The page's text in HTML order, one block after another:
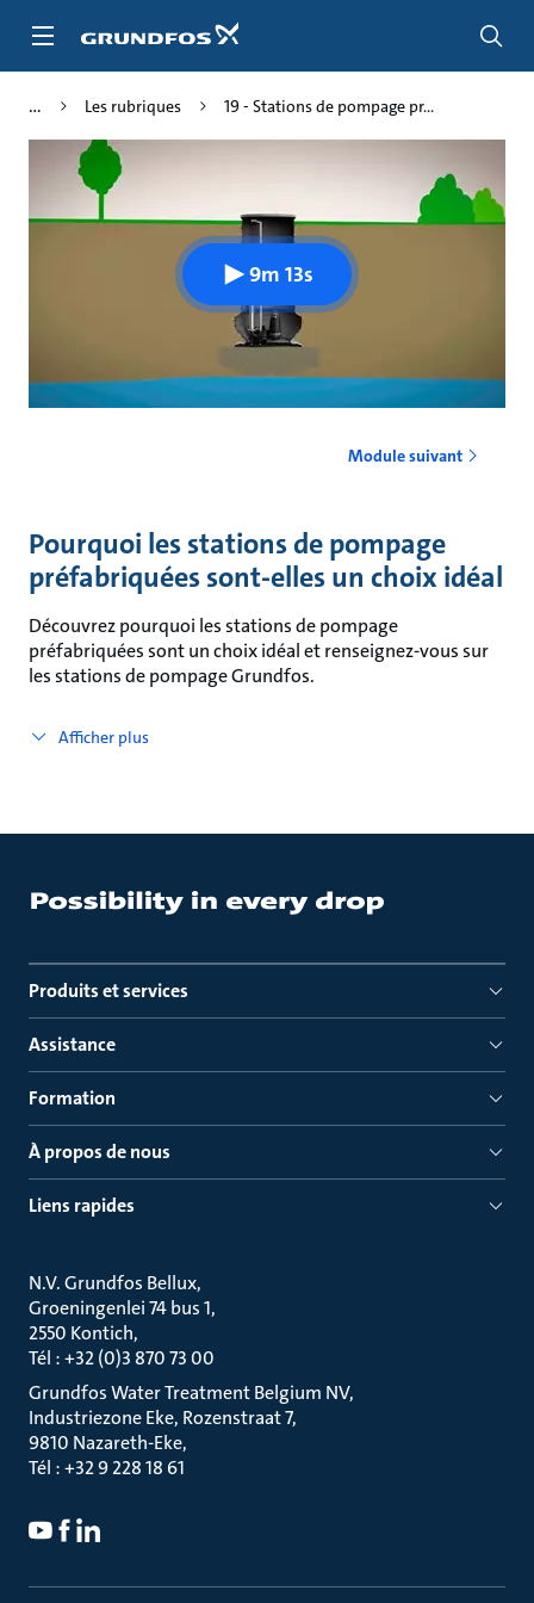
Les rubriques 19 - Stations de pompage pr...
9m 13s
Module suivant
Pourquoi les stations de pompage
préfabriquées sont-elles un choix idéal
Découvrez pourquoi les stations de pompage
préfabriquées sont un choix idéal et renseignez-vous sur
les stations de pompage Grundfos.
Afficher plus
Produits et services
Assistance
Formation
À propos de nous
Liens rapides
N.V. Grundfos Bellux
Groeningenlei 74 bus 1
2550 Kontich
Tél : +32 (0)3 870 73 00
Grundfos Water Treatment Belgium NV
Industriezone Eke, Rozenstraat 7
9810 Nazareth-Eke
Tél : +32 9 228 18 61